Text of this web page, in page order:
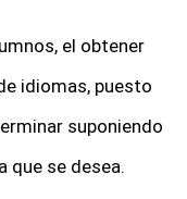
el obtener
idiomas, puesto
suponiendo
que se desea.